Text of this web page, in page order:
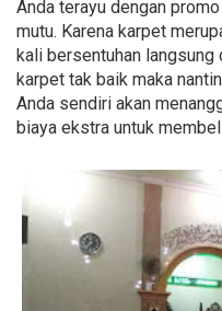
Anda terayu dengan
mutu. Karena karpet
kali bersentuhan langsung
karpet tak baik maka
Anda sendiri akan
biaya ekstra untuk